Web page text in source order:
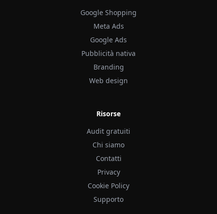
Google Shopping
Meta Ads
Google Ads
Pubblicità nativa
Branding
Web design
Risorse
Audit gratuiti
Chi siamo
Contatti
Privacy
Cookie Policy
Supporto